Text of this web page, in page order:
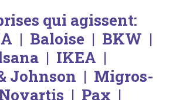
qui agissent:
| Baloise | BKW |
| IKEA |
Johnson | Migros-
| Pax |